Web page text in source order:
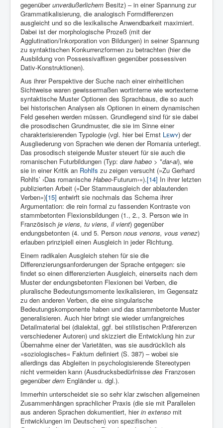
gegenüberunveräußerlichem Besitz) – in einer Spannung zur
Grammatikalisierung, die analogisch Formdifferenzen
ausgleicht und so die lexikalische Anwendbarkeit maximiert.
Dabei ist der morphologische Prozeß (mit der
Agglutination/Inkorporation von Bildungen) in seiner Spannung
zu syntaktischen Konkurrenzformen zu betrachten (hier die
Ausbildung von Possessivaffixen gegenüber possessiven
Dativ-Konstruktionen).
Aus ihrer Perspektive der Suche nach einer einheitlichen
Sichtweise waren gewissermaßen wortinterne wie wortexterne
syntaktische Muster Optionen des Sprachbaus, die so auch
bei historischen Analysen als Optionen in einem dynamischen
Feld gesehen werden müssen. Grundlegend sind für sie dabei
die prosodischen Grundmuster, die sie im Sinne einer
charakterisierenden Typologie (vgl. hier bei Ernst Lewy) der
Ausgliederung von Sprachen wie denen der Romania unterlegt.
Das prosodisch steigende Muster steuert für sie auch die
romanischen Futurbildungen (Typ: dare habeo > *dar-ai), wie
sie in einer Kritik an Rohlfs zu zeigen versucht (»Zu Gerhard
Rohlfs’ ›Das romanische Habeo-Futurum‹«).[14] In ihrer letzten
publizierten Arbeit (»Der Stammausgleich der ablautenden
Verben«)[15] entwirft sie nochmals das Schema ihrer
Argumentation: die rein formal zu fassenden Kontraste von
stammbetonten Flexionsbildungen (1., 2., 3. Person wie in
Französisch je viens, tu viens, il vient) gegenüber
endungsbetonten (4. und 5. Person nous venons, vous venez)
erlauben prinzipiell einen Ausgleich in jeder Richtung.
Einem radikalen Ausgleich stehen für sie die
Differenzierungsanforderungen der Sprache entgegen: sie
findet so einen differenzierten Ausgleich, einerseits nach dem
Muster der endungsbetonten Flexionen bei Verben, die
pluralische Bedeutungsmomente lexikalisieren, im Gegensatz
zu den anderen Verben, die eine singularische
Bedeutungskomponente haben und das stammbetonte Muster
generalisieren. Auch hier bringt sie wieder umfangreiches
Detailmaterial bei (dialektal, ggf. bei stilistischen Präferenzen
verschiedener Autoren) und skizziert die Entwicklung hin zur
Übernahme einer der Varietäten, was sie ausdrücklich als
»soziologisches« Faktum definiert (S. 387) – wobei sie
allerdings das Abgleiten in psychologisierende Stereotypen
nicht vermeiden kann (Ausdrucksbedürfnisse des Franzosen
gegenüberdem Engländer u. dgl.).
Immerhin unterscheidet sie so sehr klar zwischen allgemeinen
Zusammenhängen sprachlicher Praxis (die sie mit Parallelen
aus anderen Sprachen dokumentiert, hierin extenso mit
Entwicklungen im Deutschen) von spezifischen